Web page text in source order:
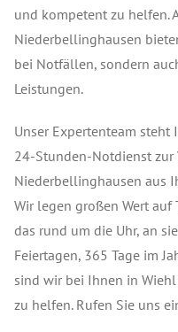
und kompetent zu helfen.
Niederbellinghausen
bei Notfällen, sondern
Leistungen.
Unser Expertenteam
24-Stunden-Notdienst zur
Niederbellinghausen aus
Wir legen großen Wert auf
das rund um die Uhr, an
Feiertagen, 365 Tage im
sind wir bei Ihnen in
zu helfen. Rufen Sie uns